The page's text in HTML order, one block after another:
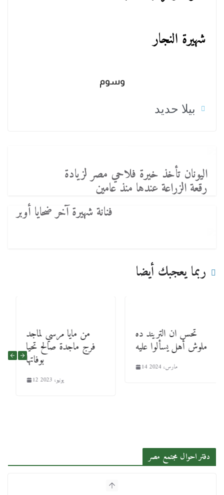
شهيرة النجار
وسوم
بيلا حديد
اليونان تأخذ خيرة فلاحي مصر لزيادة
رقعة الزراعة عندها منذ عامين
فنانة شهيرة آخر ضحايا أوبر
ربما يعجبك أيضا
من مايا مرسي لماجد
فرج ماجدة صالح تحيا
بوفاتها
12 يونيو، 2023
تحس ان التريند ده
ملوش أهل يسألوا عليه
14 مارس، 2024
دفتر احوال مجتمع مصر